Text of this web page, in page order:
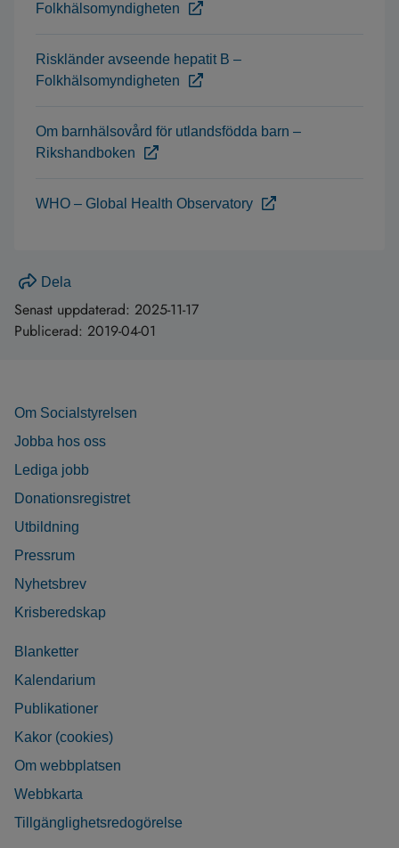
Folkhälsomyndigheten
Riskländer avseende hepatit B –
Folkhälsomyndigheten
Om barnhälsovård för utlandsfödda barn –
Rikshandboken
WHO – Global Health Observatory
Dela
Senast uppdaterad: 2025-11-17
Publicerad: 2019-04-01
Om Socialstyrelsen
Jobba hos oss
Lediga jobb
Donationsregistret
Utbildning
Pressrum
Nyhetsbrev
Krisberedskap
Blanketter
Kalendarium
Publikationer
Kakor (cookies)
Om webbplatsen
Webbkarta
Tillgänglighetsredogörelse